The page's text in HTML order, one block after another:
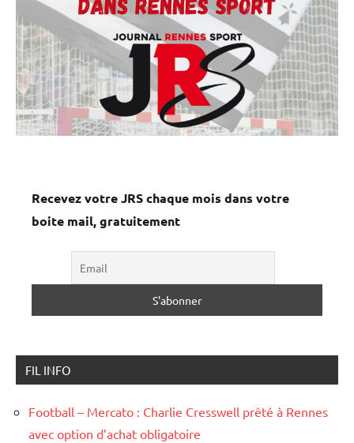
Recevez votre JRS chaque mois dans votre
boite mail, gratuitement
FIL INFO
Football – Mercato : Charlie Cresswell prêté à Rennes
avec option d’achat obligatoire